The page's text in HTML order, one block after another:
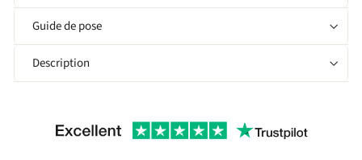
Guide de pose
Description